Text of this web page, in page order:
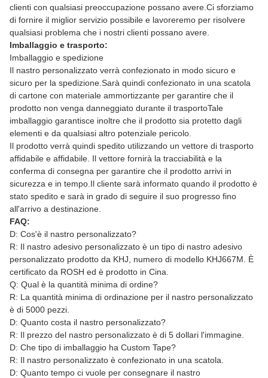
clienti con qualsiasi preoccupazione possano avere.Ci sforziamo
di fornire il miglior servizio possibile e lavoreremo per risolvere
qualsiasi problema che i nostri clienti possano avere.
Imballaggio e trasporto:
Imballaggio e spedizione
Il nastro personalizzato verrà confezionato in modo sicuro e
sicuro per la spedizione.Sarà quindi confezionato in una scatola
di cartone con materiale ammortizzante per garantire che il
prodotto non venga danneggiato durante il trasportoTale
imballaggio garantisce inoltre che il prodotto sia protetto dagli
elementi e da qualsiasi altro potenziale pericolo.
Il prodotto verrà quindi spedito utilizzando un vettore di trasporto
affidabile e affidabile. Il vettore fornirà la tracciabilità e la
conferma di consegna per garantire che il prodotto arrivi in
sicurezza e in tempo.Il cliente sarà informato quando il prodotto è
stato spedito e sarà in grado di seguire il suo progresso fino
all'arrivo a destinazione.
FAQ:
D: Cos'è il nastro personalizzato?
R: Il nastro adesivo personalizzato è un tipo di nastro adesivo
personalizzato prodotto da KHJ, numero di modello KHJ667M. È
certificato da ROSH ed è prodotto in Cina.
Q: Qual è la quantità minima di ordine?
R: La quantità minima di ordinazione per il nastro personalizzato
è di 5000 pezzi.
D: Quanto costa il nastro personalizzato?
R: Il prezzo del nastro personalizzato è di 5 dollari l'immagine.
D: Che tipo di imballaggio ha Custom Tape?
R: Il nastro personalizzato è confezionato in una scatola.
D: Quanto tempo ci vuole per consegnare il nastro